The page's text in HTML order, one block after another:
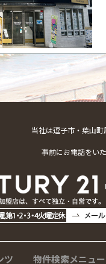
当社は逗子市・葉山
事前にお電話をい
ツ 物件検索メニュー